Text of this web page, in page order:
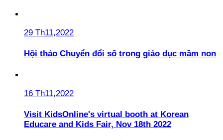
29 Th11,2022
Hội thảo Chuyển đổi số trong giáo dục mầm non
16 Th11,2022
Visit KidsOnline's virtual booth at Korean
Educare and Kids Fair, Nov 18th 2022